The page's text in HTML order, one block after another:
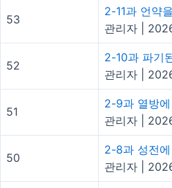
53
2-11과 언약
관리자
52
2-10과 파기
관리자
51
2-9과 열방
관리자
50
2-8과 성전
관리자